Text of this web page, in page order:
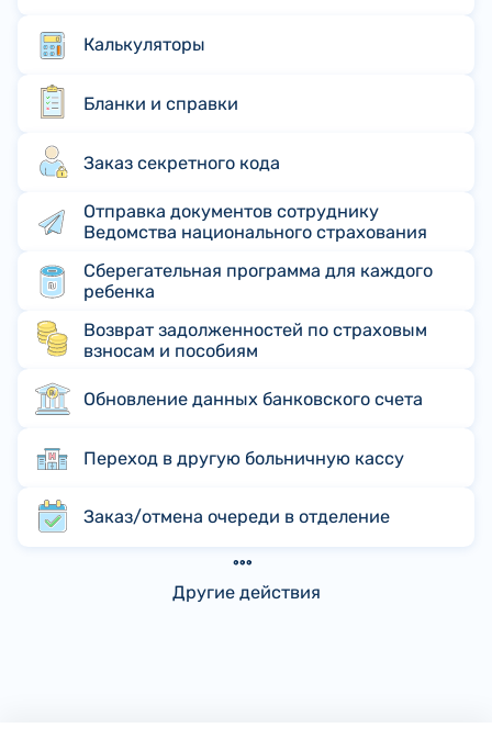
Калькуляторы
Бланки и справки
Заказ секретного кода
Отправка документов сотруднику
Ведомства национального страхования
Сберегательная программа для каждого
ребенка
Возврат задолженностей по страховым
взносам и пособиям
Обновление данных банковского счета
Переход в другую больничную кассу
Заказ/отмена очереди в отделение
Другие действия